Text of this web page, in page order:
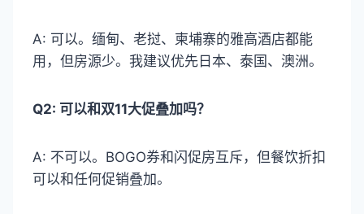
A: 可以。缅甸、老挝、柬埔寨的雅高酒店都能
用，但房源少。我建议优先日本、泰国、澳洲。
Q2: 可以和双11大促叠加吗？
A: 不可以。BOGO券和闪促房互斥，但餐饮折扣
可以和任何促销叠加。